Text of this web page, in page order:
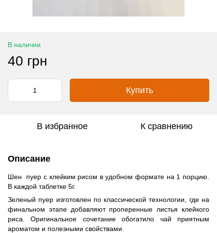
В наличии
40 грн
Купить
В избранное К сравнению
Описание
Шен пуер с клейким рисом в удобном формате на 1 порцию.
В каждой таблетке 5г.
Зеленый пуер изготовлен по классической технологии, где на
финальном этапе добавляют проперенные листья клейкого
риса. Оригинальное сочетание обогатило чай приятным
ароматом и полезными свойствами.